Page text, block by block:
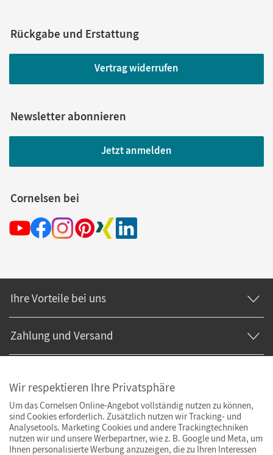
Rückgabe und Erstattung
Vertrag widerrufen
Newsletter abonnieren
Jetzt anmelden
Cornelsen bei
Ihre Vorteile bei uns
Zahlung und Versand
Wir respektieren Ihre Privatsphäre
Um das Cornelsen Online-Angebot vollständig nutzen zu können,
sind Cookies erforderlich. Zusätzlich nutzen wir Tracking- und
Analysetools. Marketing Cookies und andere Trackingtechniken
nutzen wir und unsere Werbepartner, wie z. B. Google und Meta, um
Ihnen personalisierte Werbung anzuzeigen, die zu Ihren Interessen